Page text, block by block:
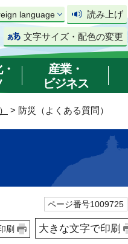
language 読み上げ
文字サイズ・配色の変更
産業・
ビジネス
> 防災（よくある質問）
ページ番号1009725
刷 大きな文字で印刷